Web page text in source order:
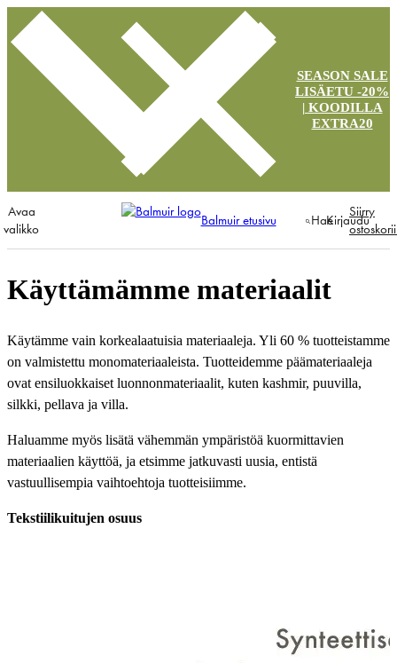
SEASON SALE
LISÄETU -20%
| KOODILLA
EXTRA20
Avaa
valikko
Balmuir etusivu HaeKirjaudu
Siirry
Käyttämämme materiaalit
Käytämme vain korkealaatuisia materiaaleja. Yli 60 % tuotteistamme
on valmistettu monomateriaaleista. Tuotteidemme päämateriaaleja
ovat ensiluokkaiset luonnonmateriaalit, kuten kashmir, puuvilla,
silkki, pellava ja villa.
Haluamme myös lisätä vähemmän ympäristöä kuormittavien
materiaalien käyttöä, ja etsimme jatkuvasti uusia, entistä
vastuullisempia vaihtoehtoja tuotteisiimme.
Tekstiilikuitujen osuus